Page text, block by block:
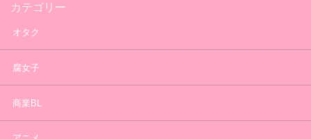
カテゴリー
オタク
腐女子
商業BL